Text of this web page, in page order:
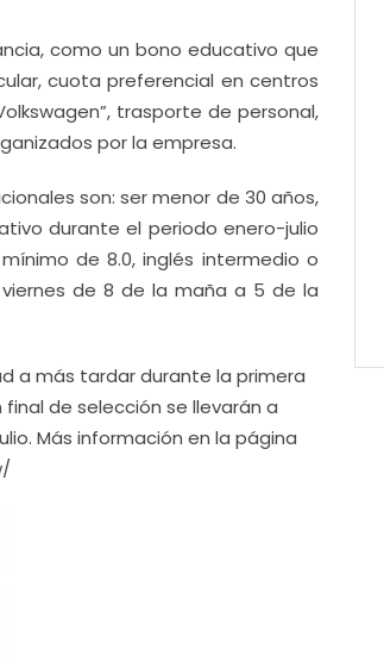
como un bono educativo que
cuota preferencial en centros
trasporte de personal,
por la empresa.
son: ser menor de 30 años,
durante el periodo enero-julio
de 8.0, inglés intermedio o
de 8 de la maña a 5 de la
a más tardar durante la primera
de selección se llevarán a
Más información en la página